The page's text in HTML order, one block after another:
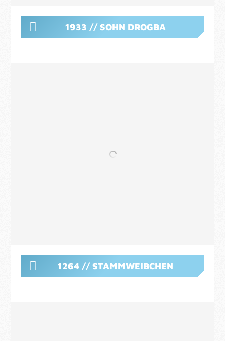
1933 // SOHN DROGBA
1264 // STAMMWEIBCHEN